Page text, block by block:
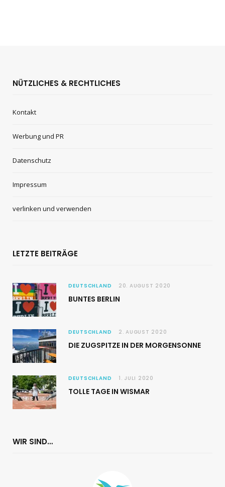
NÜTZLICHES & RECHTLICHES
Kontakt
Werbung und PR
Datenschutz
Impressum
verlinken und verwenden
LETZTE BEITRÄGE
DEUTSCHLAND 20. AUGUST 2020
BUNTES BERLIN
DEUTSCHLAND 2. AUGUST 2020
DIE ZUGSPITZE IN DER MORGENSONNE
DEUTSCHLAND 1. JULI 2020
TOLLE TAGE IN WISMAR
WIR SIND…